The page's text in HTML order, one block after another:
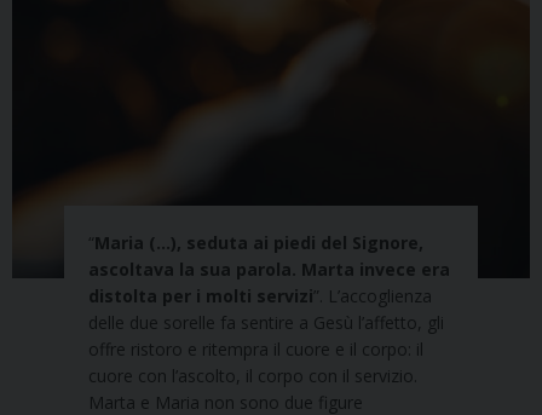
“Maria (…), seduta ai piedi del Signore,
ascoltava la sua parola. Marta invece era
distolta per i molti servizi”. L’accoglienza
delle due sorelle fa sentire a Gesù l’affetto, gli
offre ristoro e ritempra il cuore e il corpo: il
cuore con l’ascolto, il corpo con il servizio.
Marta e Maria non sono due figure